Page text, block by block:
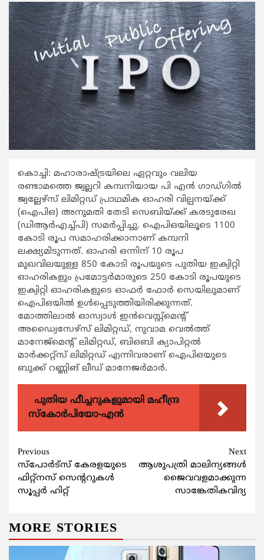
കൊച്ചി: മഹാരാഷ്ട്രയിലെ ഏറ്റവും വലിയ
രണ്ടാമത്തെ ജ്വല്ലറി കമ്പനിയായ പി എന്‍ ഗാഡ്ഗില്‍
ജ്വല്ലേഴ്സ് ലിമിറ്റഡ് പ്രാഥമിക ഓഹരി വില്പനയ്ക്ക്
(ഐപിഒ) അനുമതി തേടി സെബിയ്ക്ക് കരടുരേഖ
(ഡിആര്‍എച്ച്പി) സമര്‍പ്പിച്ചു. ഐപിഒയിലൂടെ 1100
കോടി രൂപ സമാഹരിക്കാനാണ് കമ്പനി
ലക്ഷ്യമിടുന്നത്. ഓഹരി ഒന്നിന് 10 രൂപ
മുഖവിലയുള്ള 850 കോടി രൂപയുടെ പുതിയ ഇക്വിറ്റി
ഓഹരികളും പ്രമോട്ടര്‍മാരുടെ 250 കോടി രൂപയുടെ
ഇക്വിറ്റി ഓഹരികളുടെ ഓഫര്‍ ഫോര്‍ സെയിലുമാണ്
ഐപിഒയില്‍ ഉള്‍പ്പെടുത്തിയിരിക്കുന്നത്.
മോത്തിലാല്‍ ഓസ്വാള്‍ ഇന്‍വെസ്റ്റ്മെന്‍റ്
അഡ്വൈസേഴ്സ് ലിമിറ്റഡ്, നുവാമ വെല്‍ത്ത്
മാനേജ്മെന്‍റ് ലിമിറ്റഡ്, ബിഒബി ക്യാപിറ്റല്‍
മാര്‍ക്കറ്റ്സ് ലിമിറ്റഡ് എന്നിവരാണ് ഐപിഒയുടെ
ബുക്ക് റണ്ണിങ് ലീഡ് മാനേജര്‍മാര്‍.
പുതിയ ഫീച്ചറുകളുമായി മഹീന്ദ്ര
സ്കോർപിയോ-എൻ
Continue
Reading
Previous
സ്‌പോര്‍ട്‌സ് കേരളയുടെ
ഫിറ്റ്‌നസ് സെന്ററുകള്‍
സൂപ്പര്‍ ഹിറ്റ്
Next
ആശുപത്രി മാലിന്യങ്ങള്‍
ജൈവവളമാക്കുന്ന
സാങ്കേതികവിദ്യ
MORE STORIES